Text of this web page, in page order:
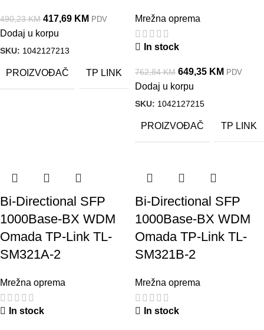
490,23KM 417,69 KM PDV
Dodaj u korpu
SKU: 1042127213
PROIZVOĐAČ TP LINK
Mrežna oprema
In stock
762,84KM 649,35 KM PDV
Dodaj u korpu
SKU: 1042127215
PROIZVOĐAČ TP LINK
Bi-Directional SFP
1000Base-BX WDM
Omada TP-Link TL-
SM321A-2
Mrežna oprema
In stock
Bi-Directional SFP
1000Base-BX WDM
Omada TP-Link TL-
SM321B-2
Mrežna oprema
In stock